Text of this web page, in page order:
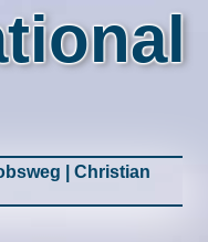
| Christian